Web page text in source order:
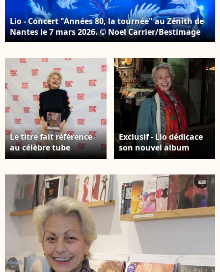
Lio - Concert "Années 80, la tournée" au Zénith de
Nantes le 7 mars 2026. © Noel Carrier/Bestimage
Le titre fait référence
au célèbre tube
Amoureux solitaire de
trophée d'honneur -
Cérémonie des
Trophées
médiaClub'Elles 2026
dans les salons de
l'Hôtel de Lassay le 4
février 2026. © Anne-
Sophie Guebey /
Bestimage
Exclusif - Lio dédicace
son nouvel album
vinyle "Geoid Party In
Lucky records à Paris le
15 décembre 2025. ©
Philippe
Baldini/Bestimage